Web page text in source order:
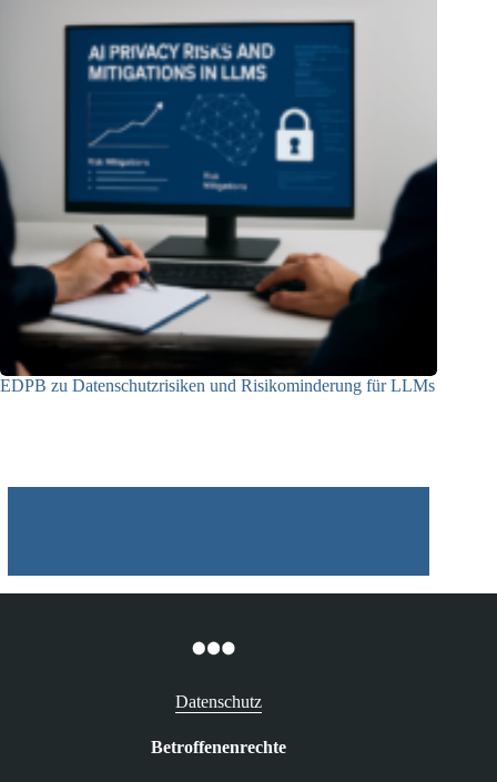
EDPB zu Datenschutzrisiken und Risikominderung für LLMs
Datenschutz
Betroffenenrechte